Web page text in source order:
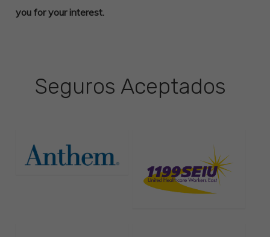
you for your interest.
Seguros Aceptados